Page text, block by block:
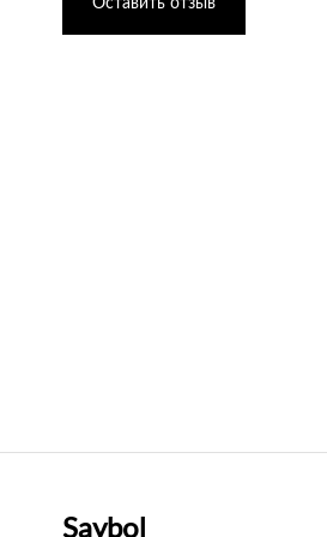
Saybol